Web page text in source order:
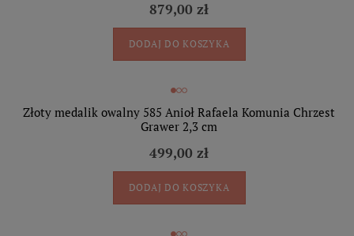
879,00 zł
DODAJ DO KOSZYKA
Złoty medalik owalny 585 Anioł Rafaela Komunia Chrzest
Grawer 2,3 cm
499,00 zł
DODAJ DO KOSZYKA